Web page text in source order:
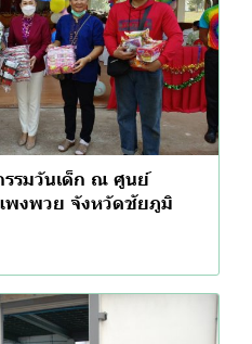
รมวันเด็ก ณ ศูนย์
พงพวย จังหวัดชัยภูมิ